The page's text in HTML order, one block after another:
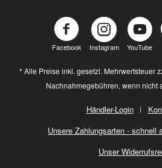
Facebook Instagram YouTube
* Alle Preise inkl. gesetzl. Mehrwertsteuer
Nachnahmegebühren, wenn nicht
Händler-Login
Unsere Zahlungsarten - schnell
Unser